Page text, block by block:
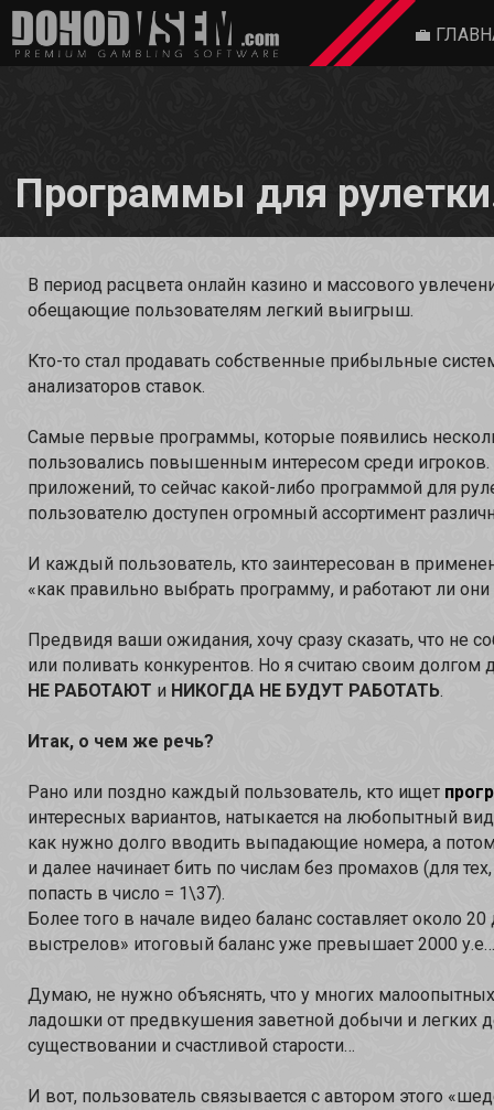
В период расцвета онлайн казино и массового
обещающие пользователям легкий выигрыш.
Кто-то стал продавать собственные прибыльные
анализаторов ставок.
Самые первые программы, которые появились
пользовались повышенным интересом среди
приложений, то сейчас какой-либо программой для
пользователю доступен огромный ассортимент
И каждый пользователь, кто заинтересован в
«как правильно выбрать программу, и работают ли
Предвидя ваши ожидания, хочу сразу сказать, что не
или поливать конкурентов. Но я считаю своим
НЕ РАБОТАЮТ и НИКОГДА НЕ БУДУТ РАБОТАТЬ.
Итак, о чем же речь?
Рано или поздно каждый пользователь, кто ищет
интересных вариантов, натыкается на любопытный
как нужно долго вводить выпадающие номера, а
и далее начинает бить по числам без промахов (для
попасть в число = 1\37).
Более того в начале видео баланс составляет около
выстрелов» итоговый баланс уже превышает 2000
Думаю, не нужно объяснять, что у многих
ладошки от предвкушения заветной добычи и легких
существовании и счастливой старости…
И вот, пользователь связывается с автором этого
Программы для
💼